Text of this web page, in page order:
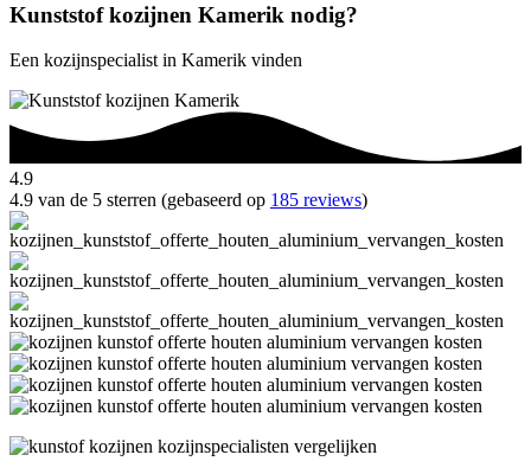
Kunststof kozijnen Kamerik nodig?
Een kozijnspecialist in Kamerik vinden
4.9
4.9 van de 5 sterren (gebaseerd op 185 reviews)